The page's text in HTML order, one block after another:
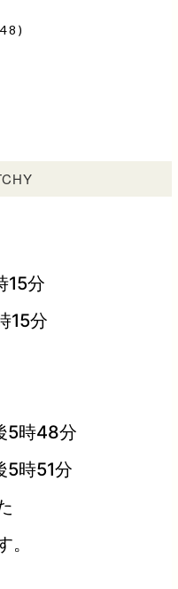
15分
15分
5時48分
5時51分